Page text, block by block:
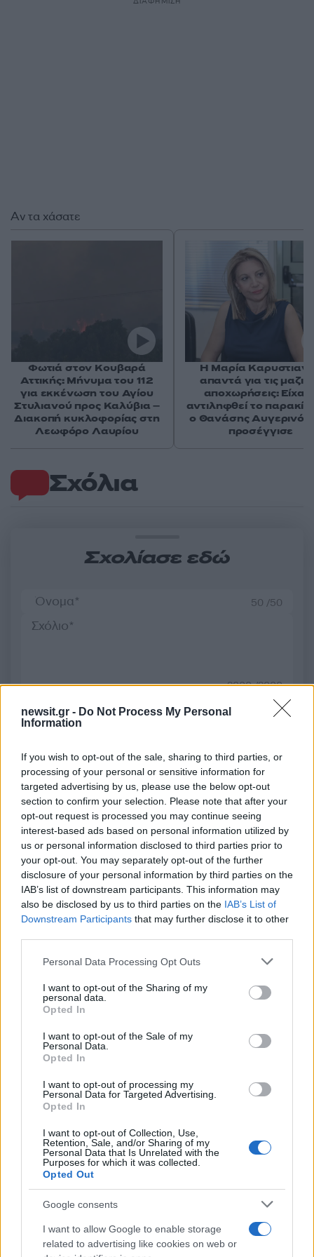
newsit.gr - Do Not Process My Personal
Information
If you wish to opt-out of the sale, sharing to third parties, or
processing of your personal or sensitive information for
targeted advertising by us, please use the below opt-out
section to confirm your selection. Please note that after your
opt-out request is processed you may continue seeing
interest-based ads based on personal information utilized by
us or personal information disclosed to third parties prior to
your opt-out. You may separately opt-out of the further
disclosure of your personal information by third parties on the
IAB’s list of downstream participants. This information may
also be disclosed by us to third parties on the IAB’s List of
Downstream Participants that may further disclose it to other
Please note that this website/app uses one or more Google
not limited to your visit or usage behaviour. You may click to
grant or deny consent to Google and its third-party tags to
use your data for below specified purposes in below Google
consent section.
Personal Data Processing Opt Outs
I want to opt-out of the Sharing of my
personal data.
Opted In
I want to opt-out of the Sale of my
Personal Data.
Opted In
I want to opt-out of processing my
Personal Data for Targeted Advertising.
Opted In
I want to opt-out of Collection, Use,
Retention, Sale, and/or Sharing of my
Personal Data that Is Unrelated with the
Purposes for which it was collected.
Opted Out
Google consents
I want to allow Google to enable storage
related to advertising like cookies on web or
Σχόλια
Σχολίασε εδώ
50 /50
2000 /2000
Υποβολή σχολίου
Πολιτική Απορρήτου& Όροι Χρήσης της Google.
Ελλάδα
ΕΦΟΠΛΙΣΤΗΣ
ΚΗΔΕΙΑ
Share:
Ακολουθήστε το Νewsit.gr στοGoogle News και
ενημερωθείτε πρώτοι για όλη την ειδησεογραφία και τα
τελευταία νέατης ημέρας
Αν τα χάσατε
Φωτιά στον Κουβαρά
Αττικής: Μήνυμα του 112
για εκκένωση του Αγίου
Στυλιανού προς Καλύβια –
Διακοπή κυκλοφορίας στη
Λεωφόρο Λαυρίου
Η Μαρία
απαντά για τις
αποχωρήσεις:
αντιληφθεί το
ο Θανάσης Αυγερινός
προσέγγισε
Πάρος: «Αν ήταν κάποιος πάνω από την
πισίνα, δε θα είχα θρηνήσει το παιδί μου» –
Η σπαρακτική περιγραφή του πατέρα και
τα κενά στους ισχυρισμούς του ιδιοκτήτη
του beach bar
ελικοδρόμιο – «Πάρκαραν» το ελικόπτερο
τους για να κάνουν μπάνιο
μπότοξ και ανέβασε στο Instagram την
εμπειρία της
Ο δημοσιογράφος Βασίλης Τσεκούρας
ανακοίνωσε ότι παντρεύεται τη σύντροφό
του, Γωγώ Μπαλή
αφορά στη χρήση της εικόνας και της
φωνής της Αλίκης Βουγιουκλάκη μέσω AI»